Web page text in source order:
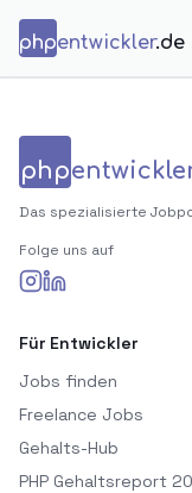
phpentwickler.de
php
Das spezialisierte
Folge uns auf
Für Entwickler
Jobs finden
Freelance Jobs
Gehalts-Hub
PHP Gehaltsreport